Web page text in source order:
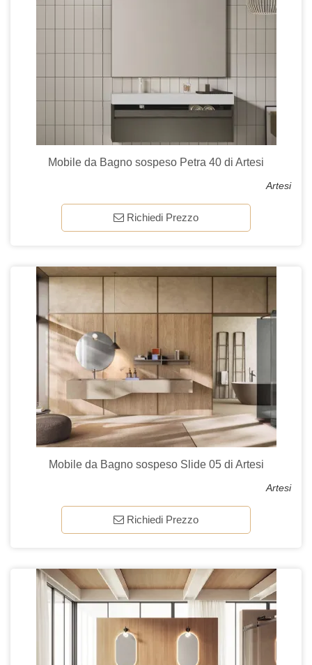
Mobile da Bagno sospeso Petra 40 di Artesi
Artesi
Richiedi Prezzo
Mobile da Bagno sospeso Slide 05 di Artesi
Artesi
Richiedi Prezzo